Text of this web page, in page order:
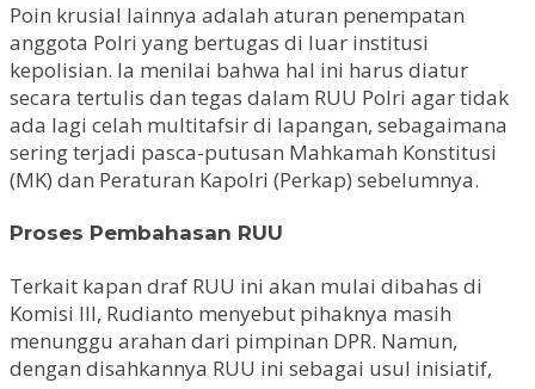
Poin krusial lainnya adalah aturan penempatan
anggota Polri yang bertugas di luar institusi
kepolisian. Ia menilai bahwa hal ini harus diatur
secara tertulis dan tegas dalam RUU Polri agar tidak
ada lagi celah multitafsir di lapangan, sebagaimana
sering terjadi pasca-putusan Mahkamah Konstitusi
(MK) dan Peraturan Kapolri (Perkap) sebelumnya.
Proses Pembahasan RUU
Terkait kapan draf RUU ini akan mulai dibahas di
Komisi III, Rudianto menyebut pihaknya masih
menunggu arahan dari pimpinan DPR. Namun,
dengan disahkannya RUU ini sebagai usul inisiatif,